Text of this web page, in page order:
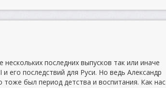
последних выпусков так или иначе
его последствий для Руси. Но ведь Александр
был период детства и воспитания. Как нас